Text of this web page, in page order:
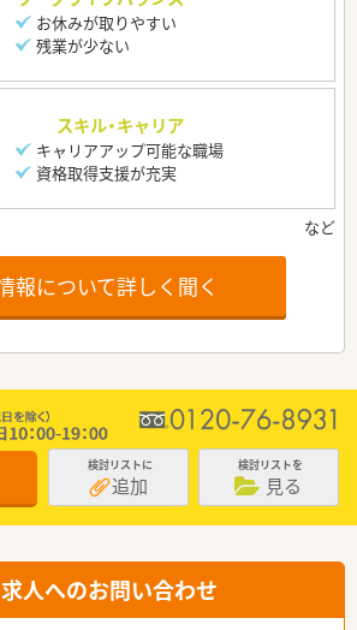
お休みが取りやすい
残業が少ない
スキル・キャリア
キャリアアップ可能な職場
資格取得支援が充実
報について詳しく聞く
検討リストに
追加
検討リストを
見る
人へのお問い合わせ